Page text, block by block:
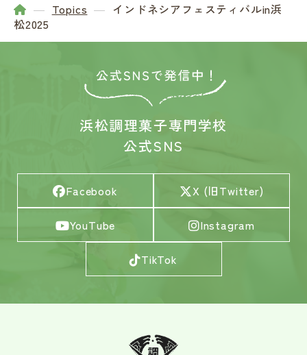
Topics
インドネシアフェスティバルin浜
松2025
浜松調理菓子専門学校
公式SNS
Facebook X (旧Twitter)
YouTube Instagram
TikTok